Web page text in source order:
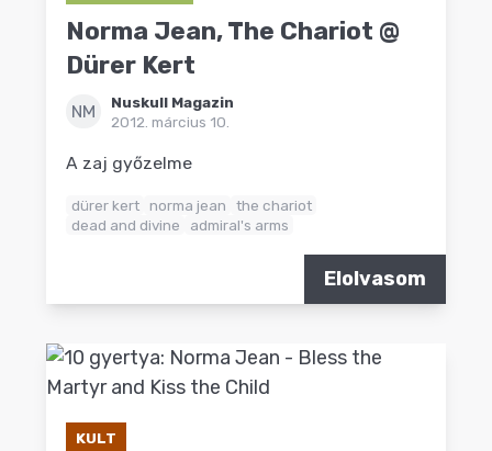
Norma Jean, The Chariot @
Dürer Kert
NM
Nuskull Magazin
2012. március 10.
A zaj győzelme
dürer kert norma jean
the chariot
dead and divine
admiral's arms
Elolvasom
KULT